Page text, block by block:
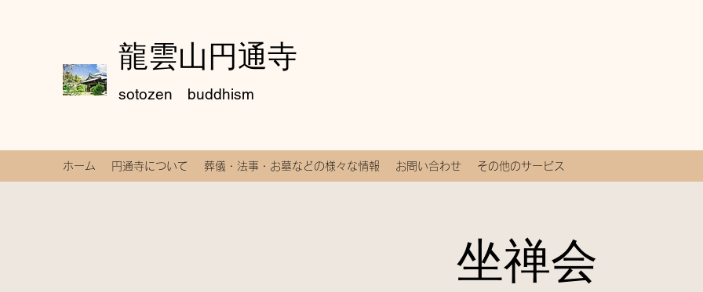
龍雲山円通寺
sotozen buddhism
ホーム 円通寺について 葬儀・法事・お墓などの様々な情報 お問い合わせ その他のサービス
坐禅会